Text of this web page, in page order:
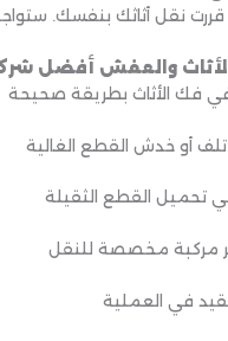
نقل أثاثك بنفسك.
والعفش أفضل
فك الأثاث بطريقة صحيحة
تلف أو خدش القطع الغالية
تحميل القطع الثقيلة
مركبة مخصصة للنقل
في العملية